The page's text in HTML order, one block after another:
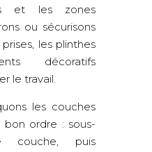
et les zones
ou sécurisons
les plinthes
décoratifs
le travail.
les couches
ordre : sous-
couche, puis